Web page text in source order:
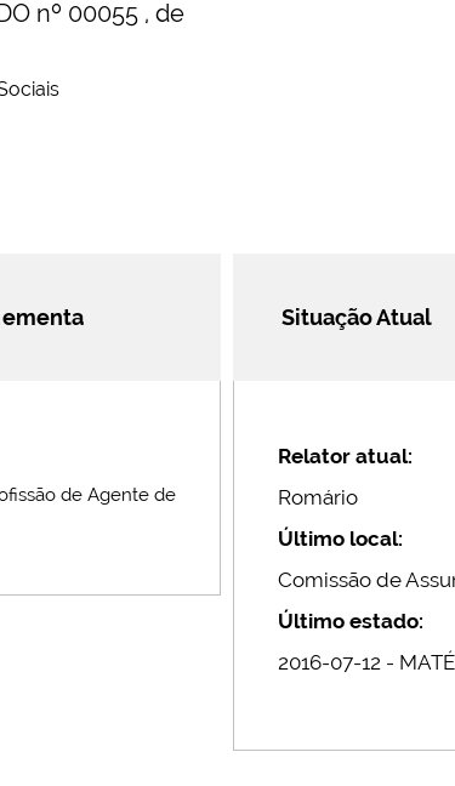
nº 00055 , de
de Agente de
Situação Atual
Relator atual:
Romário
Último local:
Comissão de
Último estado:
2016-07-12 -